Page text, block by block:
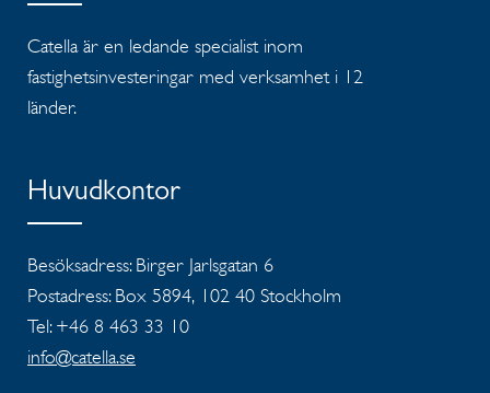
Catella är en ledande specialist inom
fastighetsinvesteringar med verksamhet i 12
länder.
Huvudkontor
Besöksadress: Birger Jarlsgatan 6
Postadress: Box 5894, 102 40 Stockholm
Tel: +46 8 463 33 10
info@catella.se